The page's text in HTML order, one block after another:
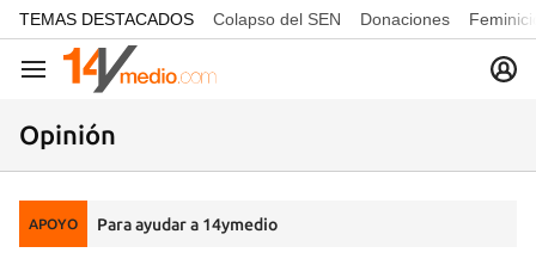
common.go-to-content
TEMAS DESTACADOS Colapso del SEN Donaciones
Navegación
Opinión
APOYO Para ayudar a 14ymedio